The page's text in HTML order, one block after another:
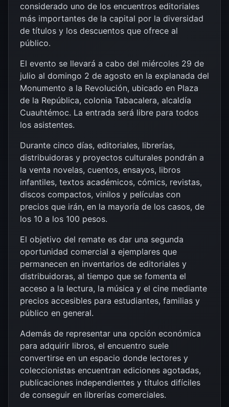
considerado uno de los encuentros editoriales
más importantes de la capital por la diversidad
de títulos y los descuentos que ofrece al
público.
El evento se llevará a cabo del miércoles 29 de
julio al domingo 2 de agosto en la explanada del
Monumento a la Revolución, ubicado en Plaza
de la República, colonia Tabacalera, alcaldía
Cuauhtémoc. La entrada será libre para todos
los asistentes.
Durante cinco días, editoriales, librerías,
distribuidoras y proyectos culturales pondrán a
la venta novelas, cuentos, ensayos, libros
infantiles, textos académicos, cómics, revistas,
discos compactos, vinilos y películas con
precios que irán, en la mayoría de los casos, de
los 10 a los 100 pesos.
El objetivo del remate es dar una segunda
oportunidad comercial a ejemplares que
permanecen en inventarios de editoriales y
distribuidoras, al tiempo que se fomenta el
acceso a la lectura, la música y el cine mediante
precios accesibles para estudiantes, familias y
público en general.
Además de representar una opción económica
para adquirir libros, el encuentro suele
convertirse en un espacio donde lectores y
coleccionistas encuentran ediciones agotadas,
publicaciones independientes y títulos difíciles
de conseguir en librerías comerciales.